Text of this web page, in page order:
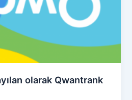
olarak Qwantrank